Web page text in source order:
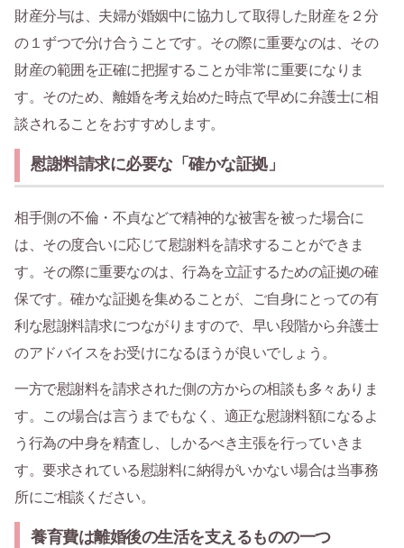
財産分与は、夫婦が婚姻中に協力して取得した財産を２分
の１ずつで分け合うことです。その際に重要なのは、その
財産の範囲を正確に把握することが非常に重要になりま
す。そのため、離婚を考え始めた時点で早めに弁護士に相
談されることをおすすめします。
慰謝料請求に必要な「確かな証拠」
相手側の不倫・不貞などで精神的な被害を被った場合に
は、その度合いに応じて慰謝料を請求することができま
す。その際に重要なのは、行為を立証するための証拠の確
保です。確かな証拠を集めることが、ご自身にとっての有
利な慰謝料請求につながりますので、早い段階から弁護士
のアドバイスをお受けになるほうが良いでしょう。
一方で慰謝料を請求された側の方からの相談も多々ありま
す。この場合は言うまでもなく、適正な慰謝料額になるよ
う行為の中身を精査し、しかるべき主張を行っていきま
す。要求されている慰謝料に納得がいかない場合は当事務
所にご相談ください。
養育費は離婚後の生活を支えるものの一つ